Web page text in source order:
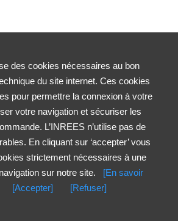
des cookies nécessaires au bon
du site internet. Ces cookies
pour permettre la connexion à votre
votre navigation et sécuriser les
L’INREES n’utilise pas de
En cliquant sur ‘accepter’ vous
strictement nécessaires à une
sur notre site.
[En savoir
[Accepter] [Refuser]